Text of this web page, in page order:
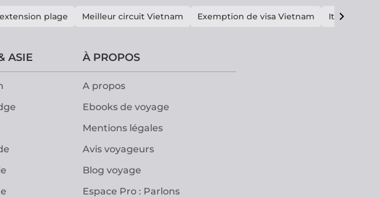
plage Meilleur circuit Vietnam Exemption de visa Vietnam Itinéraire
ASIE À PROPOS
A propos
Ebooks de voyage
Mentions légales
Avis voyageurs
Blog voyage
Espace Pro : Parlons